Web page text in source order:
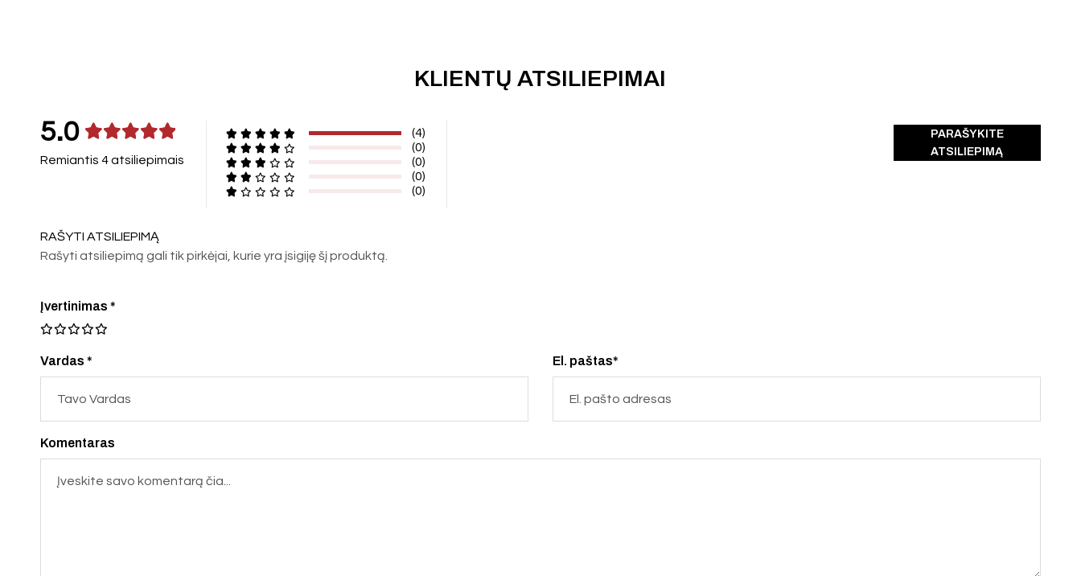
KLIENTŲ ATSILIEPIMAI
5.0
Remiantis 4 atsiliepimais
(4)
(0)
(0)
(0)
(0)
PARAŠYKITE
ATSILIEPIMĄ
RAŠYTI ATSILIEPIMĄ
Rašyti atsiliepimą gali tik pirkėjai, kurie yra įsigiję šį produktą.
Vardas * El. paštas*
Įvertinimas*
Komentaras